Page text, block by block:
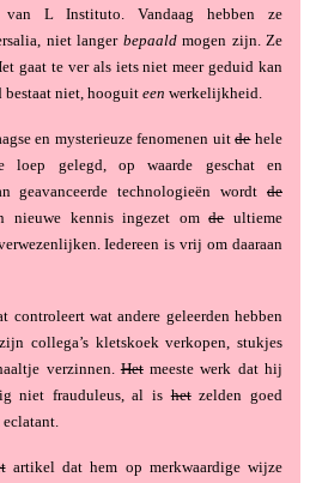
van L Instituto. Vandaag hebben ze
niet langer bepaaldmogen zijn. Ze
gaat te ver als iets niet meer geduid kan
niet, hooguit een werkelijkheid.
en mysterieuze fenomenen uitdehele
loep gelegd, op waarde geschat en
geavanceerde technologieën wordt de
nieuwe kennis ingezet omdeultieme
Iedereen is vrij om daaraan
wat andere geleerden hebben
collega’s kletskoek verkopen, stukjes
verzinnen.Hetmeeste werk dat hij
niet frauduleus, al ishetzelden goed
eclatant.
artikel dat hem op merkwaardige wijze